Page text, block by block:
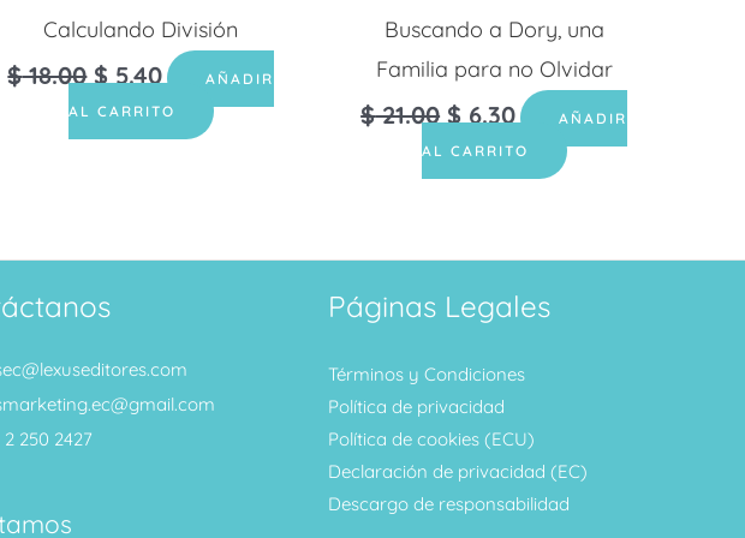
Calculando División
$18.00 $5.40
AÑADIR
AL CARRITO
Buscando a Dory, una
Familia para no Olvidar
$21.00 $6.30
AÑADIR
AL CARRITO
2 250 2427
Páginas Legales
Términos y Condiciones
Política de privacidad
Política de cookies (ECU)
Declaración de privacidad (EC)
Descargo de responsabilidad